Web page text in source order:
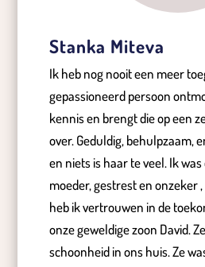
Stanka Miteva
Ik heb nog nooit een meer
gepassioneerd persoon
kennis en brengt die op een
over. Geduldig, behulpzaam,
en niets is haar te veel. Ik
moeder, gestrest en onzeker
heb ik vertrouwen in de
onze geweldige zoon David.
schoonheid in ons huis. Ze